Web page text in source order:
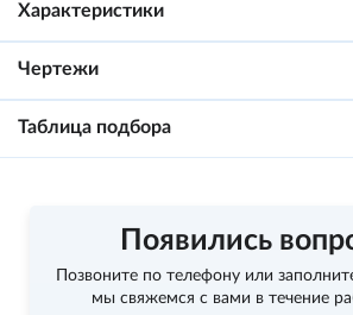
Характеристики
Чертежи
Таблица подбора
Появились
Позвоните по телефону или
мы свяжемся с вами в течение